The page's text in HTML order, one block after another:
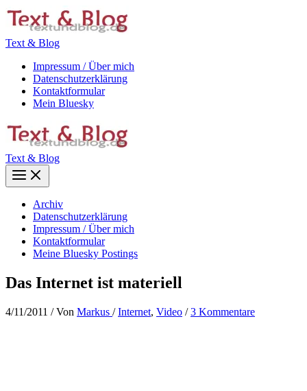
Zum
Inhalt
Text & Blog
Impressum / Über mich
Datenschutzerklärung
Kontaktformular
Mein Bluesky
Text & Blog
Main
Menu
Archiv
Datenschutzerklärung
Impressum / Über mich
Kontaktformular
Meine Bluesky Postings
Das Internet ist materiell
4/11/2011 / Von Markus /Internet, Video /3 Kommentare